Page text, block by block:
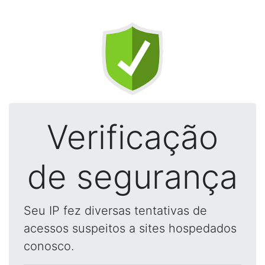
Verificação
de segurança
Seu IP fez diversas tentativas de
acessos suspeitos a sites hospedados
conosco.